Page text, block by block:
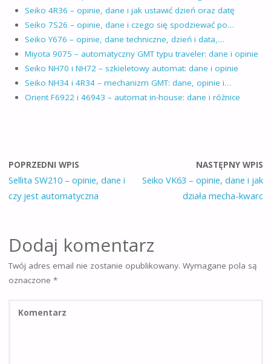
Seiko 4R36 – opinie, dane i jak ustawić dzień oraz datę
Seiko 7S26 – opinie, dane i czego się spodziewać po…
Seiko Y676 – opinie, dane techniczne, dzień i data,…
Miyota 9075 – automatyczny GMT typu traveler: dane i opinie
Seiko NH70 i NH72 – szkieletowy automat: dane i opinie
Seiko NH34 i 4R34 – mechanizm GMT: dane, opinie i…
Orient F6922 i 46943 – automat in-house: dane i różnice
POPRZEDNI WPIS
Sellita SW210 – opinie, dane i
czy jest automatyczna
NASTĘPNY WPIS
Seiko VK63 – opinie, dane i jak
działa mecha-kwarc
Dodaj komentarz
Twój adres email nie zostanie opublikowany. Wymagane pola są
oznaczone *